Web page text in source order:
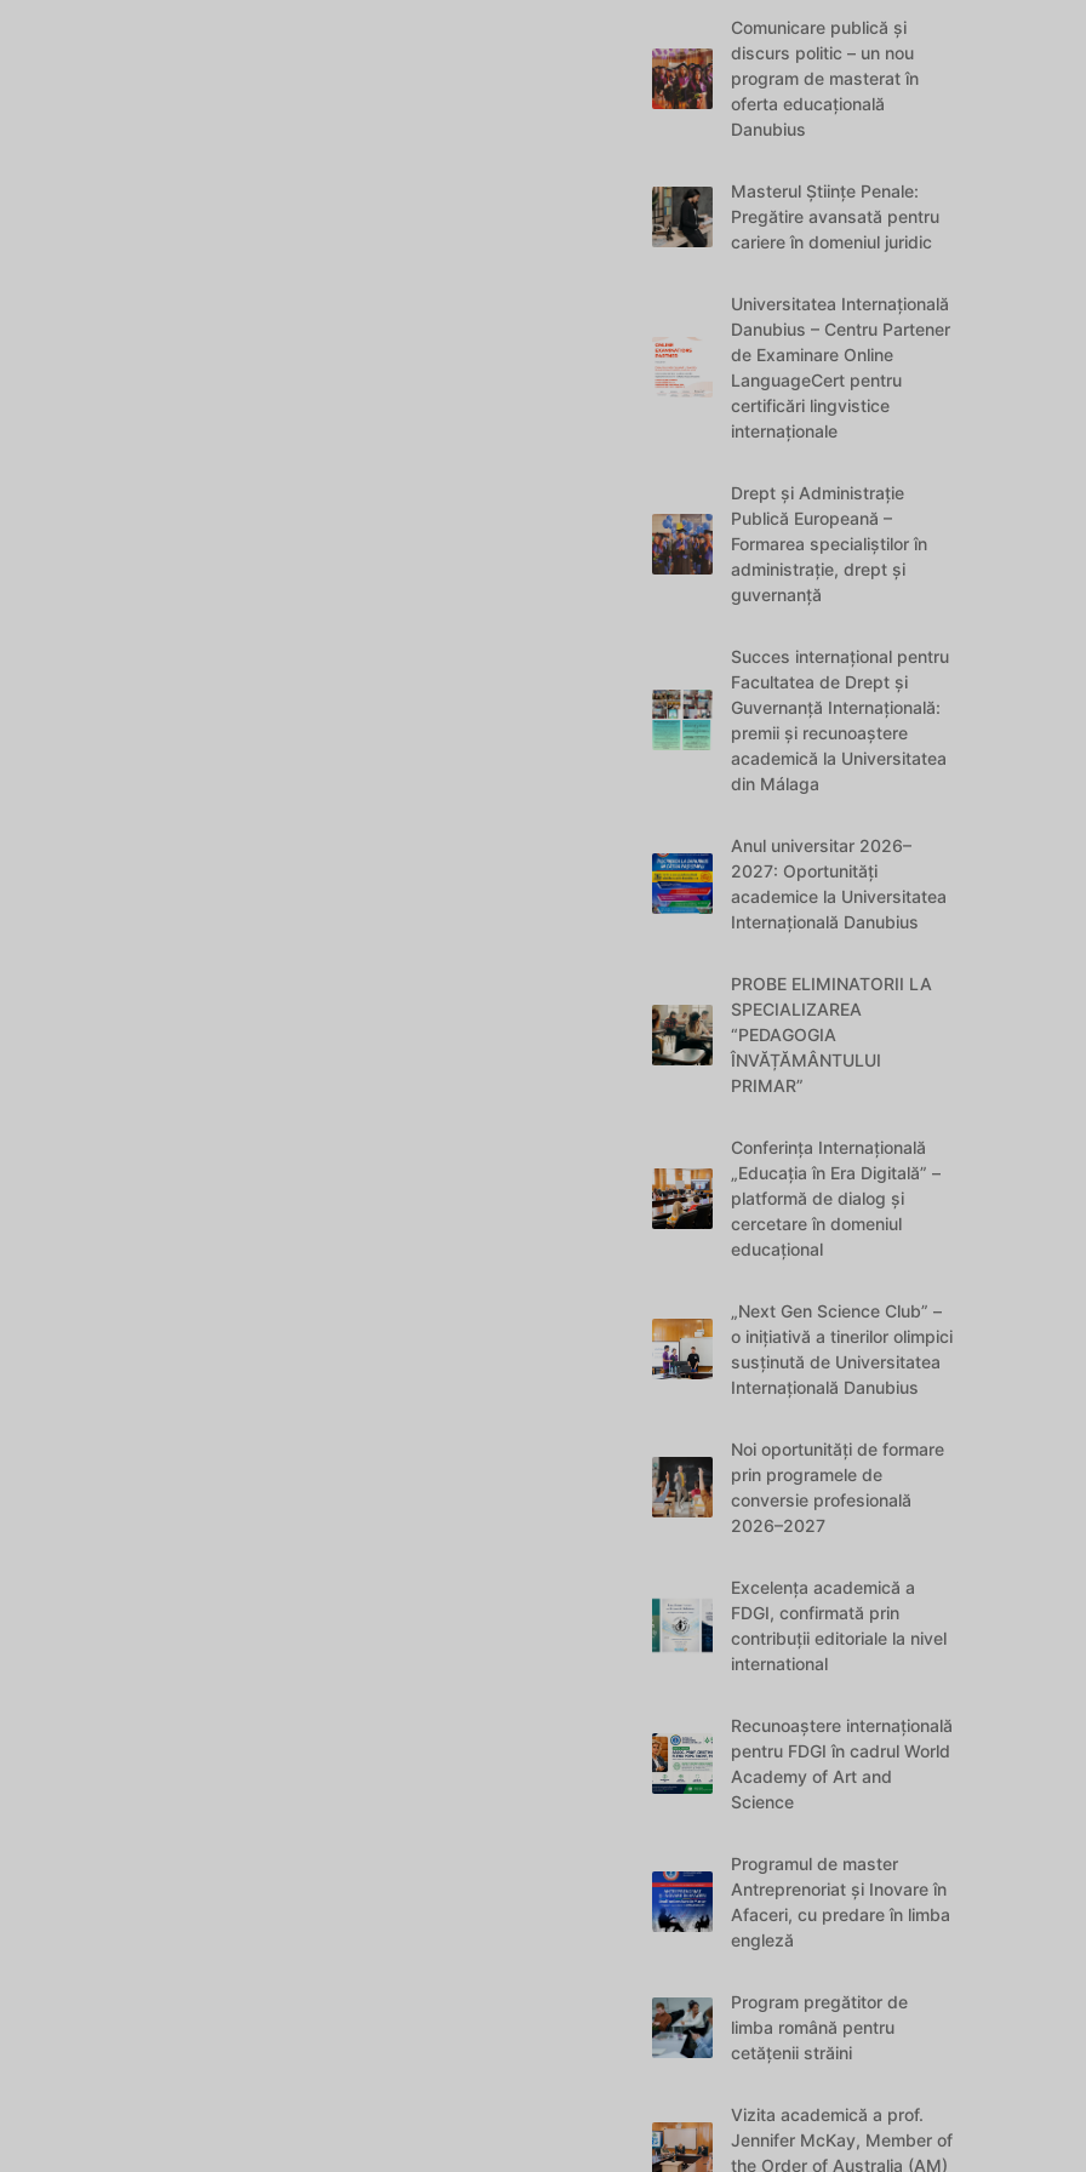
Comunicare publică și
discurs politic – un nou
program de masterat în
oferta educațională
Danubius
Masterul Științe Penale:
Pregătire avansată pentru
cariere în domeniul juridic
Universitatea Internațională
Danubius – Centru Partener
de Examinare Online
LanguageCert pentru
certificări lingvistice
internaționale
Drept și Administrație
Publică Europeană –
Formarea specialiștilor în
administrație, drept și
guvernanță
Succes internațional pentru
Facultatea de Drept și
Guvernanță Internațională:
premii și recunoaștere
academică la Universitatea
din Málaga
Anul universitar 2026–
2027: Oportunități
academice la Universitatea
Internațională Danubius
PROBE ELIMINATORII LA
SPECIALIZAREA
“PEDAGOGIA
ÎNVĂȚĂMÂNTULUI
PRIMAR”
Conferința Internațională
„Educația în Era Digitală” –
platformă de dialog și
cercetare în domeniul
educațional
„Next Gen Science Club” –
o inițiativă a tinerilor olimpici
susținută de Universitatea
Internațională Danubius
Noi oportunități de formare
prin programele de
conversie profesională
2026–2027
Excelența academică a
FDGI, confirmată prin
contribuții editoriale la nivel
international
Recunoaștere internațională
pentru FDGI în cadrul World
Academy of Art and
Science
Programul de master
Antreprenoriat și Inovare în
Afaceri, cu predare în limba
engleză
Program pregătitor de
limba română pentru
cetățenii străini
Vizita academică a prof.
Jennifer McKay, Member of
the Order of Australia (AM)